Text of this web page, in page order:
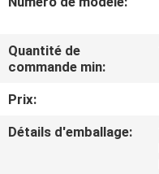
VIRTUELLE
À
PROPOS
NOUS
Quantité de
commande min:
Prix:
Détails d'emballage: